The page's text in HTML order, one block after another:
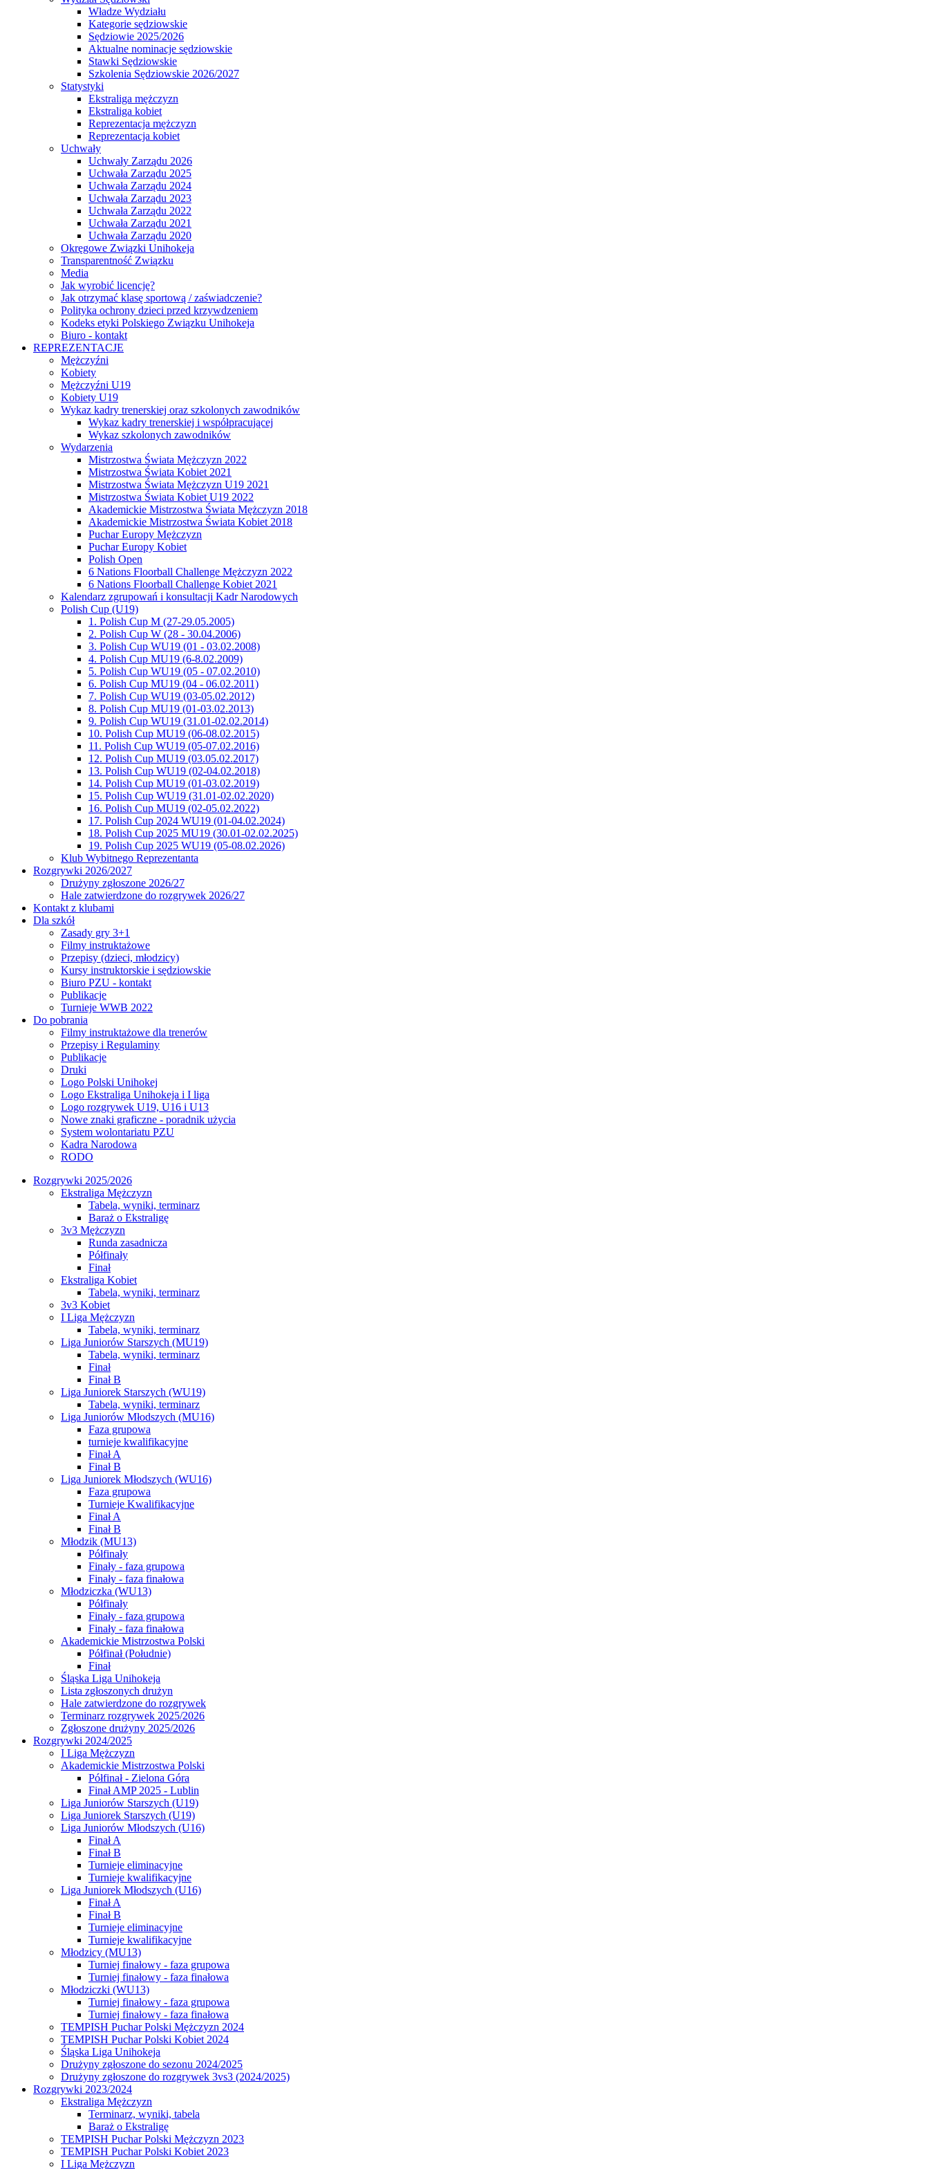
Władze Wydziału
Kategorie sędziowskie
Sędziowie 2025/2026
Aktualne nominacje sędziowskie
Stawki Sędziowskie
Szkolenia Sędziowskie 2026/2027
Statystyki
Ekstraliga mężczyzn
Ekstraliga kobiet
Reprezentacja mężczyzn
Reprezentacja kobiet
Uchwały
Uchwały Zarządu 2026
Uchwała Zarządu 2025
Uchwała Zarządu 2024
Uchwała Zarządu 2023
Uchwała Zarządu 2022
Uchwała Zarządu 2021
Uchwała Zarządu 2020
Okręgowe Związki Unihokeja
Transparentność Związku
Media
Jak wyrobić licencję?
Jak otrzymać klasę sportową / zaświadczenie?
Polityka ochrony dzieci przed krzywdzeniem
Kodeks etyki Polskiego Związku Unihokeja
Biuro - kontakt
REPREZENTACJE
Mężczyźni
Kobiety
Mężczyźni U19
Kobiety U19
Wykaz kadry trenerskiej oraz szkolonych zawodników
Wykaz kadry trenerskiej i współpracującej
Wykaz szkolonych zawodników
Wydarzenia
Mistrzostwa Świata Mężczyzn 2022
Mistrzostwa Świata Kobiet 2021
Mistrzostwa Świata Mężczyzn U19 2021
Mistrzostwa Świata Kobiet U19 2022
Akademickie Mistrzostwa Świata Mężczyzn 2018
Akademickie Mistrzostwa Świata Kobiet 2018
Puchar Europy Mężczyzn
Puchar Europy Kobiet
Polish Open
6 Nations Floorball Challenge Mężczyzn 2022
6 Nations Floorball Challenge Kobiet 2021
Kalendarz zgrupowań i konsultacji Kadr Narodowych
Polish Cup (U19)
1. Polish Cup M (27-29.05.2005)
2. Polish Cup W (28 - 30.04.2006)
3. Polish Cup WU19 (01 - 03.02.2008)
4. Polish Cup MU19 (6-8.02.2009)
5. Polish Cup WU19 (05 - 07.02.2010)
6. Polish Cup MU19 (04 - 06.02.2011)
7. Polish Cup WU19 (03-05.02.2012)
8. Polish Cup MU19 (01-03.02.2013)
9. Polish Cup WU19 (31.01-02.02.2014)
10. Polish Cup MU19 (06-08.02.2015)
11. Polish Cup WU19 (05-07.02.2016)
12. Polish Cup MU19 (03.05.02.2017)
13. Polish Cup WU19 (02-04.02.2018)
14. Polish Cup MU19 (01-03.02.2019)
15. Polish Cup WU19 (31.01-02.02.2020)
16. Polish Cup MU19 (02-05.02.2022)
17. Polish Cup 2024 WU19 (01-04.02.2024)
18. Polish Cup 2025 MU19 (30.01-02.02.2025)
19. Polish Cup 2025 WU19 (05-08.02.2026)
Klub Wybitnego Reprezentanta
Rozgrywki 2026/2027
Drużyny zgłoszone 2026/27
Hale zatwierdzone do rozgrywek 2026/27
Kontakt z klubami
Dla szkół
Zasady gry 3+1
Filmy instruktażowe
Przepisy (dzieci, młodzicy)
Kursy instruktorskie i sędziowskie
Biuro PZU - kontakt
Publikacje
Turnieje WWB 2022
Do pobrania
Filmy instruktażowe dla trenerów
Przepisy i Regulaminy
Publikacje
Druki
Logo Polski Unihokej
Logo Ekstraliga Unihokeja i I liga
Logo rozgrywek U19, U16 i U13
Nowe znaki graficzne - poradnik użycia
System wolontariatu PZU
Kadra Narodowa
RODO
Rozgrywki 2025/2026
Ekstraliga Mężczyzn
Tabela, wyniki, terminarz
Baraż o Ekstraligę
3v3 Mężczyzn
Runda zasadnicza
Półfinały
Finał
Ekstraliga Kobiet
Tabela, wyniki, terminarz
3v3 Kobiet
I Liga Mężczyzn
Tabela, wyniki, terminarz
Liga Juniorów Starszych (MU19)
Tabela, wyniki, terminarz
Finał
Finał B
Liga Juniorek Starszych (WU19)
Tabela, wyniki, terminarz
Liga Juniorów Młodszych (MU16)
Faza grupowa
turnieje kwalifikacyjne
Finał A
Finał B
Liga Juniorek Młodszych (WU16)
Faza grupowa
Turnieje Kwalifikacyjne
Finał A
Finał B
Młodzik (MU13)
Półfinały
Finały - faza grupowa
Finały - faza finałowa
Młodziczka (WU13)
Półfinały
Finały - faza grupowa
Finały - faza finałowa
Akademickie Mistrzostwa Polski
Półfinał (Południe)
Finał
Śląska Liga Unihokeja
Lista zgłoszonych drużyn
Hale zatwierdzone do rozgrywek
Terminarz rozgrywek 2025/2026
Zgłoszone drużyny 2025/2026
Rozgrywki 2024/2025
I Liga Mężczyzn
Akademickie Mistrzostwa Polski
Półfinał - Zielona Góra
Finał AMP 2025 - Lublin
Liga Juniorów Starszych (U19)
Liga Juniorek Starszych (U19)
Liga Juniorów Młodszych (U16)
Finał A
Finał B
Turnieje eliminacyjne
Turnieje kwalifikacyjne
Liga Juniorek Młodszych (U16)
Finał A
Finał B
Turnieje eliminacyjne
Turnieje kwalifikacyjne
Młodzicy (MU13)
Turniej finałowy - faza grupowa
Turniej finałowy - faza finałowa
Młodziczki (WU13)
Turniej finałowy - faza grupowa
Turniej finałowy - faza finałowa
TEMPISH Puchar Polski Mężczyzn 2024
TEMPISH Puchar Polski Kobiet 2024
Śląska Liga Unihokeja
Drużyny zgłoszone do sezonu 2024/2025
Drużyny zgłoszone do rozgrywek 3vs3 (2024/2025)
Rozgrywki 2023/2024
Ekstraliga Mężczyzn
Terminarz, wyniki, tabela
Baraż o Ekstraligę
TEMPISH Puchar Polski Mężczyzn 2023
TEMPISH Puchar Polski Kobiet 2023
I Liga Mężczyzn